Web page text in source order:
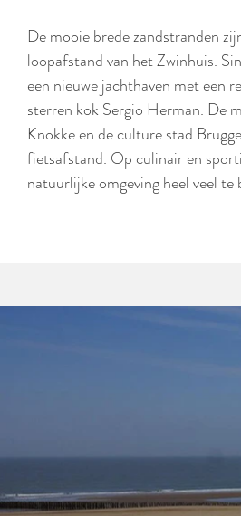
De mooie brede zandstranden
loopafstand van het Zwinhuis.
een nieuwe jachthaven met een
sterren kok Sergio Herman. De
Knokke en de culture stad
fietsafstand. Op culinair en
natuurlijke omgeving heel veel te